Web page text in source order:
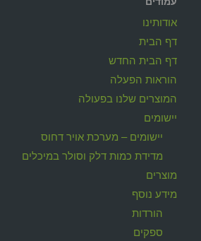
אודותינו
דף הבית
דף הבית החדש
הוראות הפעלה
המוצרים שלנו בפעולה
יישומים
יישומים – מערכת אויר דחוס
מדידת כמות דלק וסולר במיכלים
מוצרים
מידע נוסף
הורדות
ספקים